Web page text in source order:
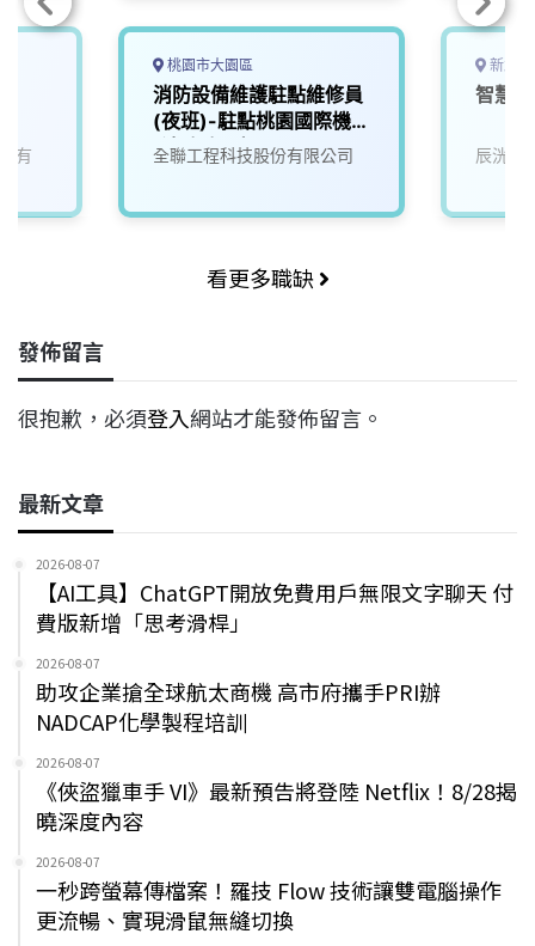
有
桃園市大園區
消防設備維護駐點維修員
(夜班)-駐點桃園國際機場
(消防防災部)
全聯工程科技股份有限公司
新北
智慧
辰洸科
看更多職缺
發佈留言
很抱歉，必須登入網站才能發佈留言。
最新文章
2026-08-07
【AI工具】ChatGPT開放免費用戶無限文字聊天 付
費版新增「思考滑桿」
2026-08-07
助攻企業搶全球航太商機 高市府攜手PRI辦
NADCAP化學製程培訓
2026-08-07
《俠盜獵車手 VI》最新預告將登陸 Netflix！8/28揭
曉深度內容
2026-08-07
一秒跨螢幕傳檔案！羅技 Flow 技術讓雙電腦操作
更流暢、實現滑鼠無縫切換